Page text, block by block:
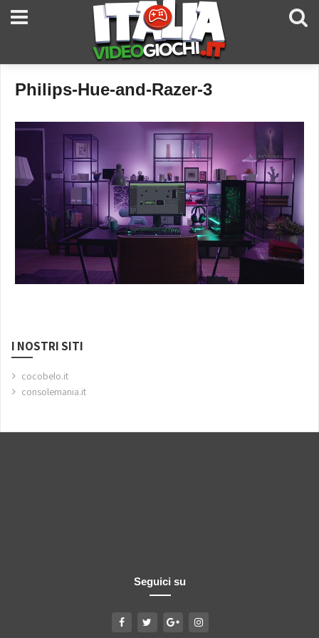
Philips-Hue-and-Razer-3
I NOSTRI SITI
cocobelo.it
consolemania.it
Seguici su